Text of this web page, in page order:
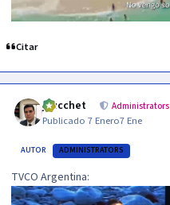
Citar
jzucchet Administrators
Publicado7 Enero7 Ene
AUTOR ADMINISTRATORS
TVCO Argentina: